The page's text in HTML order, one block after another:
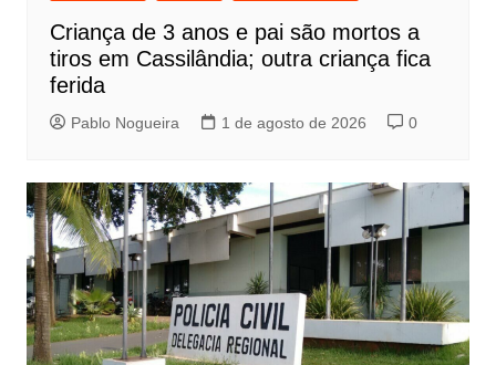
Criança de 3 anos e pai são mortos a
tiros em Cassilândia; outra criança fica
ferida
Pablo Nogueira 1 de agosto de 2026 0